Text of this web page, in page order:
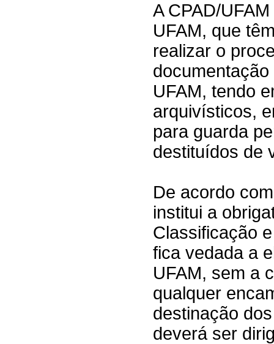
A CPAD/
UFAM, que
realizar o
UFAM, tendo
arquivísticos,
para guarda
destituídos de
De acordo
institui a
Classificação
fica vedada a
UFAM, sem a
qualquer
destinação
deverá ser